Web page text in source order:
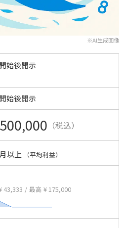
※AI生成画像
始後開示
始後開示
（税込）
以上 （平均利益）
43,333 / 最高 ¥ 175,000